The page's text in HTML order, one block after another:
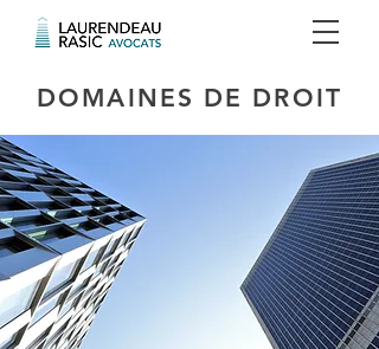
DOMAINES DE DROIT